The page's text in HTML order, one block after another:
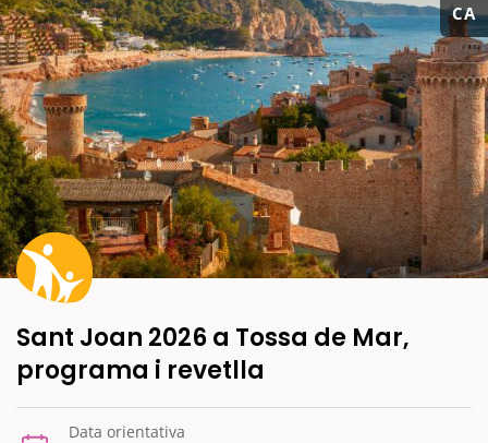
CA
Sant Joan 2026 a Tossa de Mar,
programa i revetlla
Data orientativa